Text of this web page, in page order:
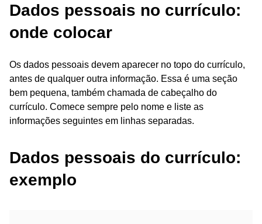
Dados pessoais no currículo:
onde colocar
Os dados pessoais devem aparecer no topo do currículo,
antes de qualquer outra informação. Essa é uma seção
bem pequena, também chamada de cabeçalho do
currículo. Comece sempre pelo nome e liste as
informações seguintes em linhas separadas.
Dados pessoais do currículo:
exemplo